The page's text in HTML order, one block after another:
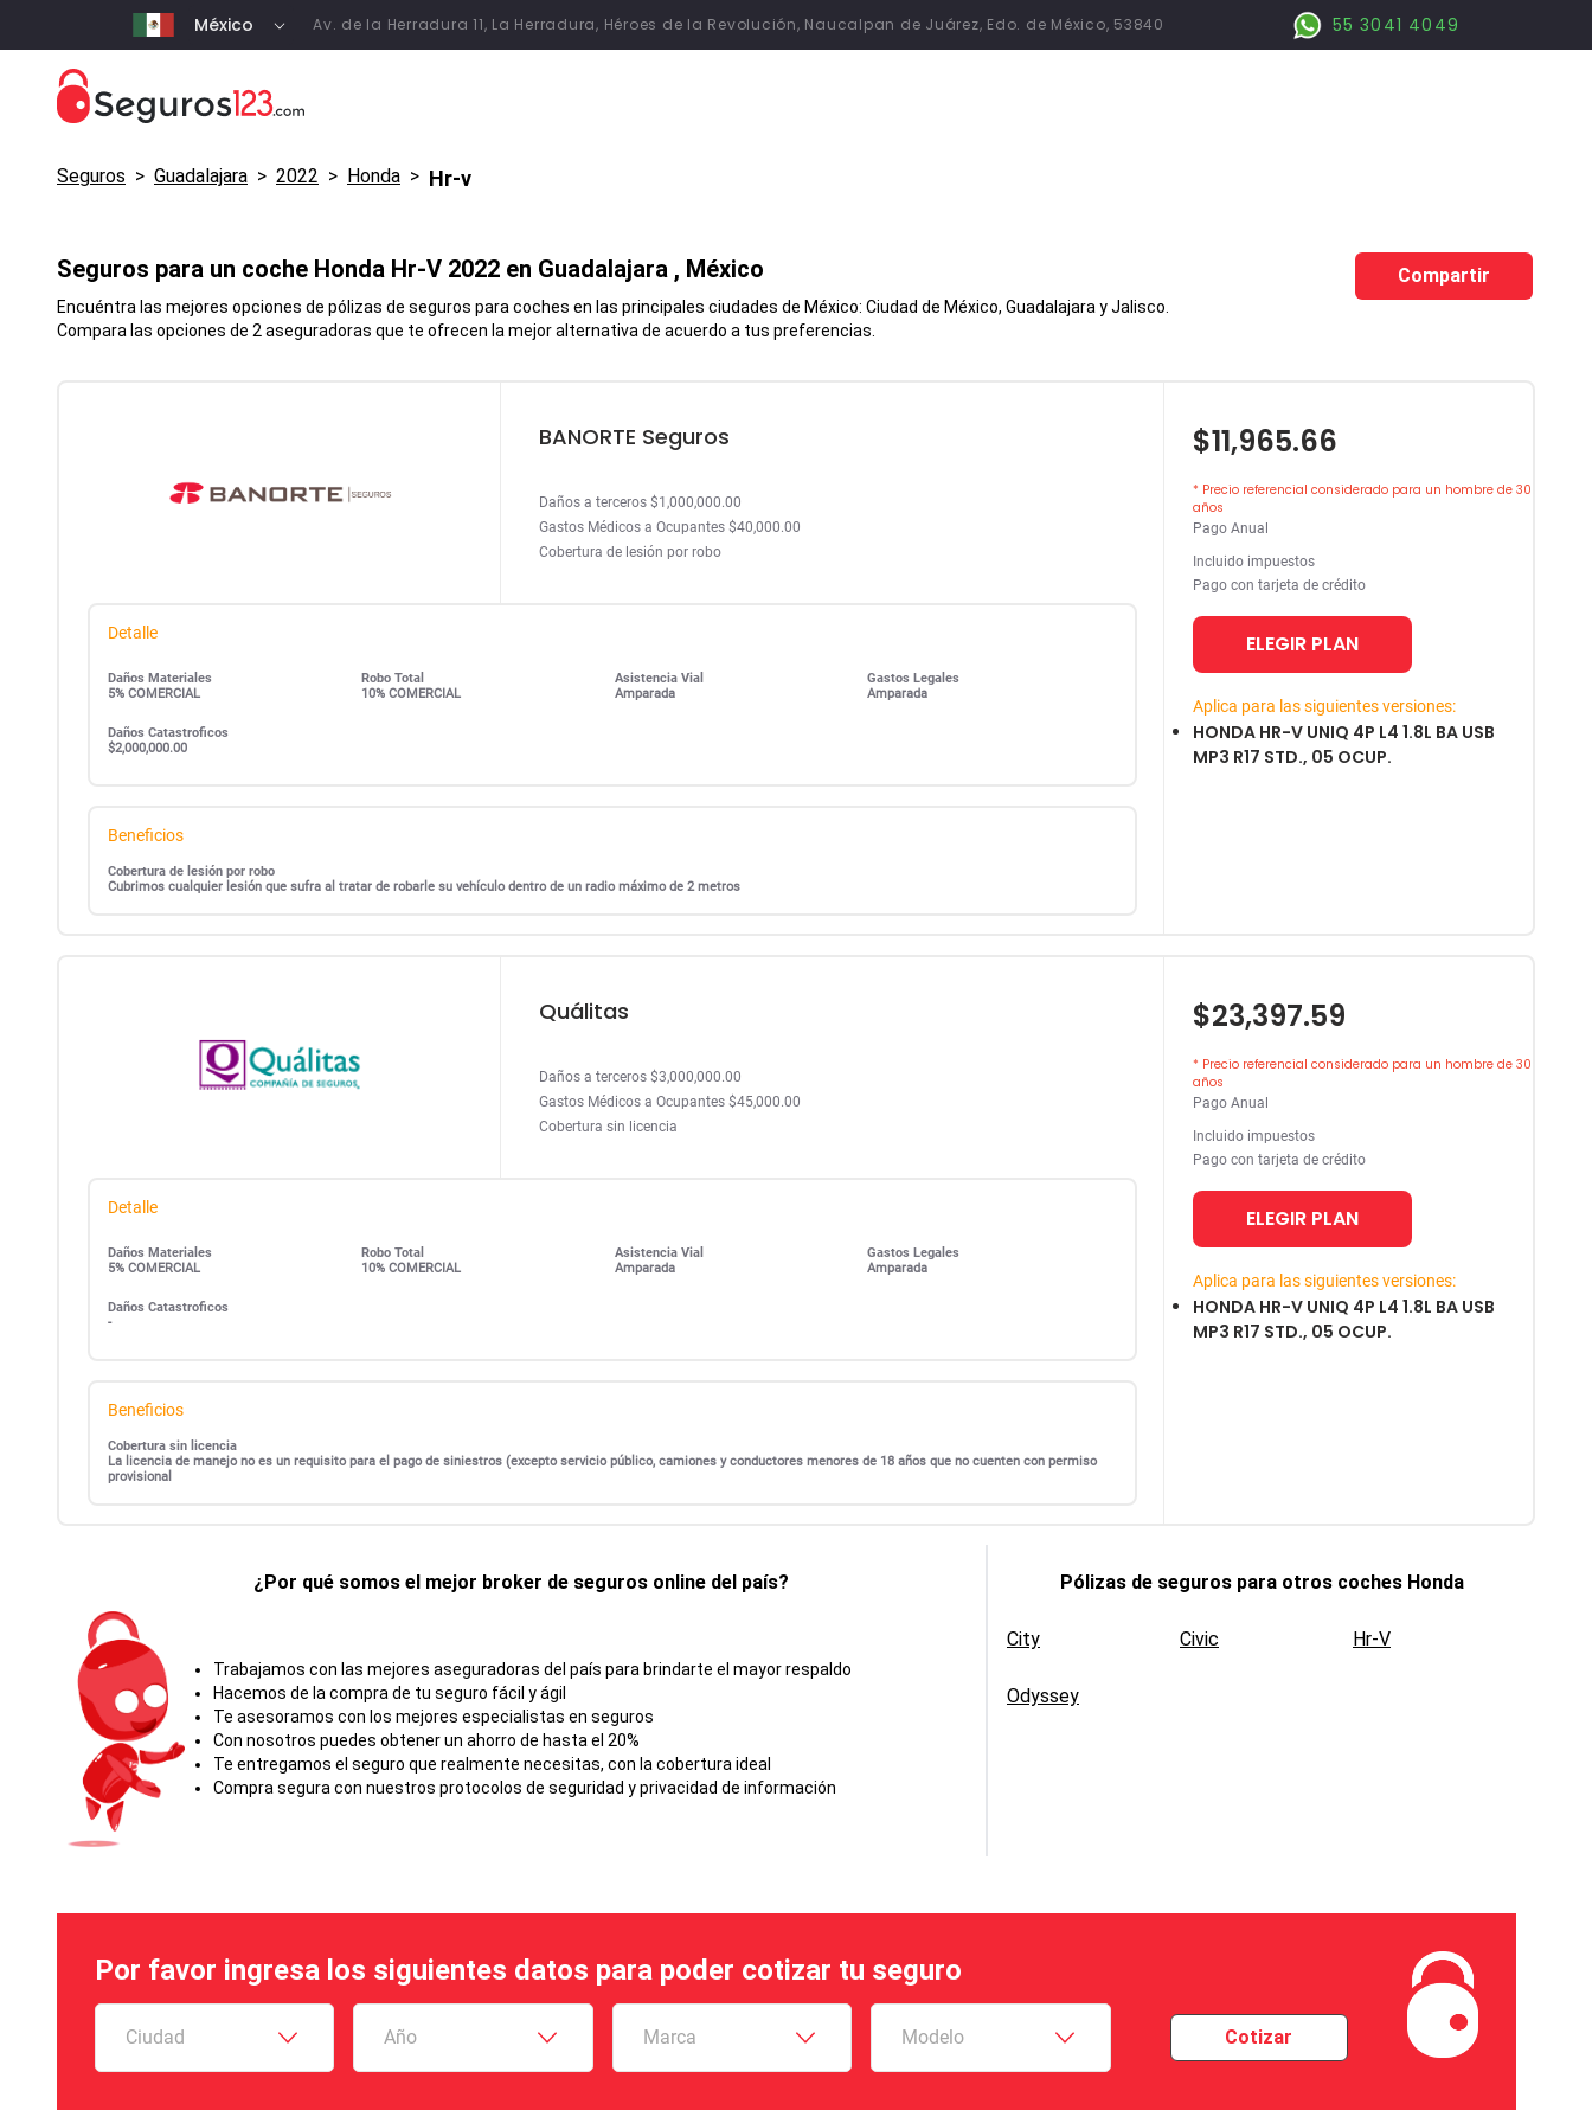
México Av. de la Herradura 11, La Herradura, Héroes de la Revolución, Naucalpan de Juárez, Edo. de México, 53840 55 3041 4049
Seguros > Guadalajara > 2022 > Honda > Hr-v
Seguros para un coche Honda Hr-V 2022 en Guadalajara , México
Encuéntra las mejores opciones de pólizas de seguros para coches en las principales ciudades de México: Ciudad de México, Guadalajara y Jalisco.
Compara las opciones de 2 aseguradoras que te ofrecen la mejor alternativa de acuerdo a tus preferencias.
Compartir
BANORTE Seguros
Daños a terceros $1,000,000.00
Gastos Médicos a Ocupantes $40,000.00
Cobertura de lesión por robo
Detalle
Daños Materiales
5% COMERCIAL
Robo Total
10% COMERCIAL
Asistencia Vial
Amparada
Gastos Legales
Amparada
Daños Catastroficos
$2,000,000.00
Beneficios
Cobertura de lesión por robo
Cubrimos cualquier lesión que sufra al tratar de robarle su vehículo dentro de un radio máximo de 2 metros
$11,965.66
* Precio referencial considerado para un hombre de 30
años
Pago Anual
Incluido impuestos
Pago con tarjeta de crédito
ELEGIR PLAN
Aplica para las siguientes versiones:
HONDA HR-V UNIQ 4P L4 1.8L BA USB
MP3 R17 STD., 05 OCUP.
Quálitas
Daños a terceros $3,000,000.00
Gastos Médicos a Ocupantes $45,000.00
Cobertura sin licencia
Detalle
Daños Materiales
5% COMERCIAL
Robo Total
10% COMERCIAL
Asistencia Vial
Amparada
Gastos Legales
Amparada
Daños Catastroficos
-
Beneficios
Cobertura sin licencia
La licencia de manejo no es un requisito para el pago de siniestros (excepto servicio público, camiones y conductores menores de 18 años que no cuenten con permiso
provisional
$23,397.59
* Precio referencial considerado para un hombre de 30
años
Pago Anual
Incluido impuestos
Pago con tarjeta de crédito
ELEGIR PLAN
Aplica para las siguientes versiones:
HONDA HR-V UNIQ 4P L4 1.8L BA USB
MP3 R17 STD., 05 OCUP.
¿Por qué somos el mejor broker de seguros online del país?
Trabajamos con las mejores aseguradoras del país para brindarte el mayor respaldo
Hacemos de la compra de tu seguro fácil y ágil
Te asesoramos con los mejores especialistas en seguros
Con nosotros puedes obtener un ahorro de hasta el 20%
Te entregamos el seguro que realmente necesitas, con la cobertura ideal
Compra segura con nuestros protocolos de seguridad y privacidad de información
Pólizas de seguros para otros coches Honda
City Civic Hr-V
Odyssey
Por favor ingresa los siguientes datos para poder cotizar tu seguro
Ciudad Año Marca Modelo Cotizar